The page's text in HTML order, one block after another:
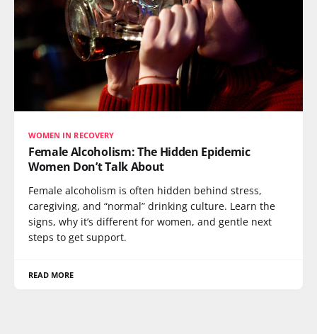
WOMEN IN RECOVERY
Female Alcoholism: The Hidden Epidemic
Women Don’t Talk About
Female alcoholism is often hidden behind stress,
caregiving, and “normal” drinking culture. Learn the
signs, why it’s different for women, and gentle next
steps to get support.
READ MORE